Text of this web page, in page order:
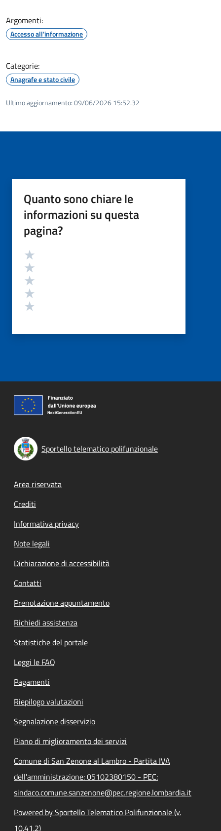
Argomenti:
Accesso all'informazione
Categorie:
Anagrafe e stato civile
Ultimo aggiornamento:09/06/2026 15:52.32
Quanto sono chiare le
informazioni su questa
pagina?
Valutazione
Sportello telematico polifunzionale
Footer menu
Area riservata
Crediti
Informativa privacy
Note legali
Dichiarazione di accessibilità
Contatti
Prenotazione appuntamento
Richiedi assistenza
Statistiche del portale
Leggi le FAQ
Pagamenti
Riepilogo valutazioni
Segnalazione disservizio
Piano di miglioramento dei servizi
Comune di San Zenone al Lambro - Partita IVA
dell'amministrazione: 05102380150 - PEC:
sindaco.comune.sanzenone@pec.regione.lombardia.it
Powered by Sportello Telematico Polifunzionale (v.
10.41.2)